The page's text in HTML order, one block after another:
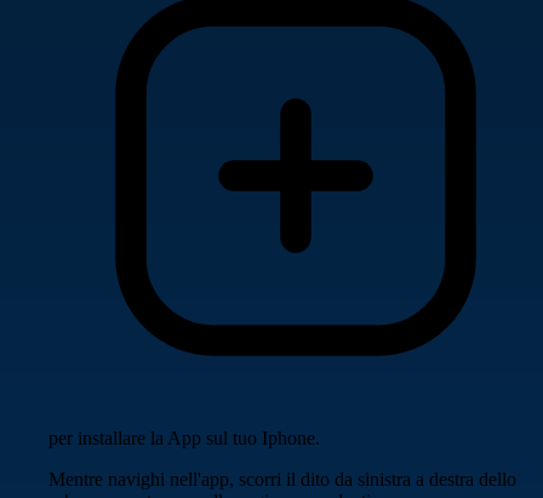
per installare la App sul tuo Iphone.
Mentre navighi nell'app, scorri il dito da sinistra a destra dello